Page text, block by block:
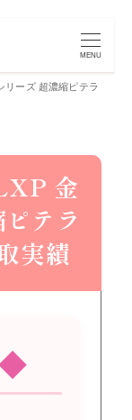
MENU
リーズ 超濃縮ピテラ
金
テラ
実績
◆